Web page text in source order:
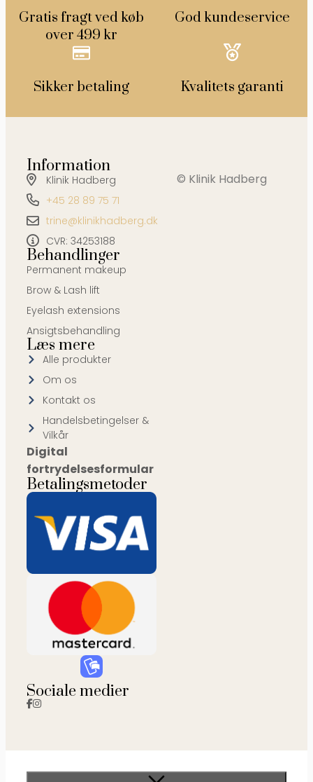
Gratis fragt ved køb
over 499 kr
God kundeservice
Sikker betaling Kvalitets garanti
Information
Klinik Hadberg
+45 28 89 75 71
trine@klinikhadberg.dk
CVR: 34253188
Behandlinger
Permanent makeup
Brow & Lash lift
Eyelash extensions
Ansigtsbehandling
Læs mere
Alle produkter
Om os
Kontakt os
Handelsbetingelser &
Vilkår
Digital
fortrydelsesformular
Betalingsmetoder
Sociale medier
© Klinik Hadberg